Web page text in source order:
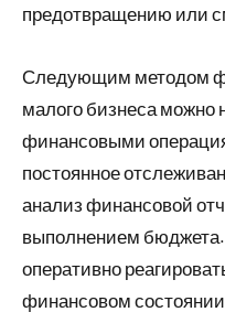
предотвращению или
Следующим методом
малого бизнеса можно
финансовыми
постоянное
анализ финансовой
выполнением бюджета.
оперативно
финансовом